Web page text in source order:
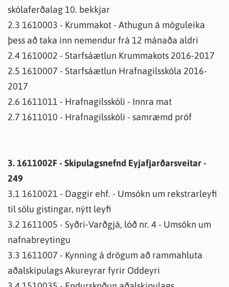
skólaferðalag 10. bekkjar
2.3 1610003 - Krummakot - Athugun á möguleika
þess að taka inn nemendur frá 12 mánaða aldri
2.4 1610002 - Starfsáætlun Krummakots 2016-2017
2.5 1610007 - Starfsáætlun Hrafnagilsskóla 2016-
2017
2.6 1611011 - Hrafnagilsskóli - Innra mat
2.7 1611010 - Hrafnagilsskóli - samræmd próf
3. 1611002F - Skipulagsnefnd Eyjafjarðarsveitar -
249
3.1 1610021 - Daggir ehf. - Umsókn um rekstrarleyfi
til sölu gistingar, nýtt leyfi
3.2 1611005 - Syðri-Varðgjá, lóð nr. 4 - Umsókn um
nafnabreytingu
3.3 1611007 - Kynning á drögum að rammahluta
aðalskipulags Akureyrar fyrir Oddeyri